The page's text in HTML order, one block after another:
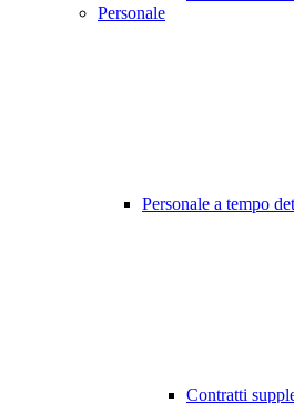
Personale
Personale a tempo
Contratti